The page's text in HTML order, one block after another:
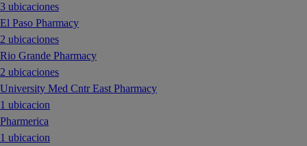
3 ubicaciones
El Paso Pharmacy
2 ubicaciones
Rio Grande Pharmacy
2 ubicaciones
University Med Cntr East Pharmacy
1 ubicacion
Pharmerica
1 ubicacion